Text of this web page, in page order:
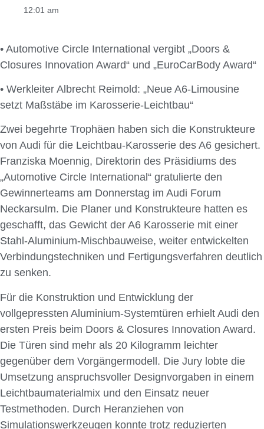
12:01 am
• Automotive Circle International vergibt „Doors &
Closures Innovation Award“ und „EuroCarBody Award“
• Werkleiter Albrecht Reimold: „Neue A6-Limousine
setzt Maßstäbe im Karosserie-Leichtbau“
Zwei begehrte Trophäen haben sich die Konstrukteure
von Audi für die Leichtbau-Karosserie des A6 gesichert.
Franziska Moennig, Direktorin des Präsidiums des
„Automotive Circle International“ gratulierte den
Gewinnerteams am Donnerstag im Audi Forum
Neckarsulm. Die Planer und Konstrukteure hatten es
geschafft, das Gewicht der A6 Karosserie mit einer
Stahl-Aluminium-Mischbauweise, weiter entwickelten
Verbindungstechniken und Fertigungsverfahren deutlich
zu senken.
Für die Konstruktion und Entwicklung der
vollgepressten Aluminium-Systemtüren erhielt Audi den
ersten Preis beim Doors & Closures Innovation Award.
Die Türen sind mehr als 20 Kilogramm leichter
gegenüber dem Vorgängermodell. Die Jury lobte die
Umsetzung anspruchsvoller Designvorgaben in einem
Leichtbaumaterialmix und den Einsatz neuer
Testmethoden. Durch Heranziehen von
Simulationswerkzeugen konnte trotz reduzierten